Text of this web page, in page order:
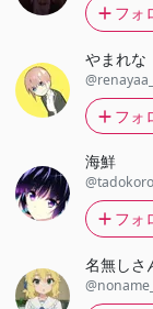
フォ
やまれな
フォ
海鮮
フォ
名無しさ